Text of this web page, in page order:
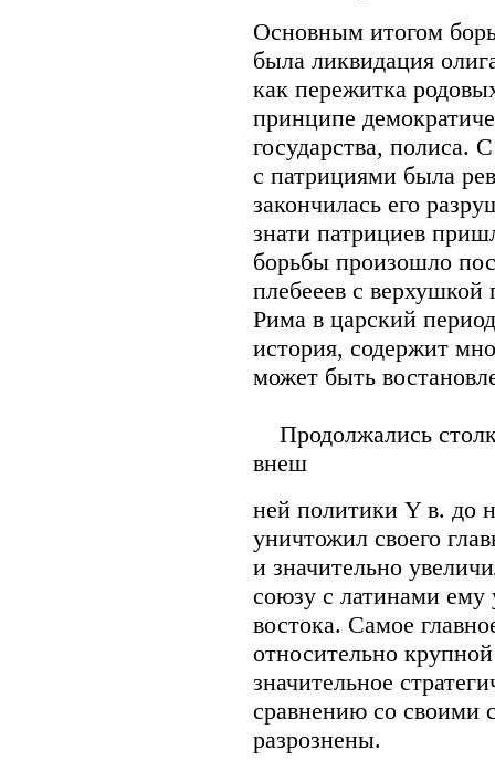
Основным итогом
была ликвидация
как пережитка
принципе
государства, полиса.
с патрициями была
закончилась его
знати патрициев
борьбы произошло
плебееев с
Рима в царский
история, содержит
может быть
Продолжались
внеш
ней политики Y в. до
уничтожил своего
и значительно
союзу с латинами ему
востока. Самое
относительно
значительное
сравнению со своими
разрознены.